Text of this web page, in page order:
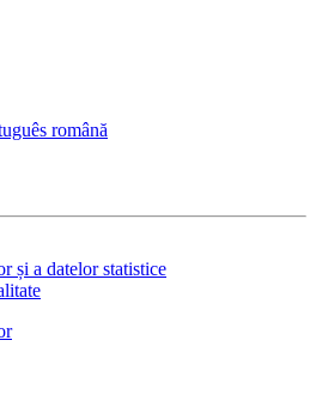
română
și a datelor statistice